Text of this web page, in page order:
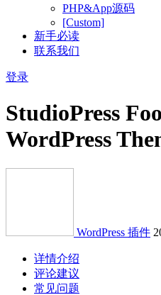
PHP&App源码
[Custom]
新手必读
联系我们
登录
StudioPress
WordPress
WordPress 插件
详情介绍
评论建议
常见问题